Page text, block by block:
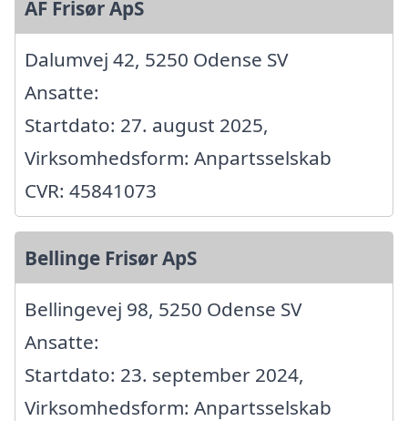
AF Frisør ApS
Dalumvej 42, 5250 Odense SV
Ansatte:
Startdato: 27. august 2025,
Virksomhedsform: Anpartsselskab
CVR: 45841073
Bellinge Frisør ApS
Bellingevej 98, 5250 Odense SV
Ansatte:
Startdato: 23. september 2024,
Virksomhedsform: Anpartsselskab